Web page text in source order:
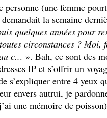
personne (une femme
demandait la semaine
quelques années pour
circonstances ? Moi,
c... ». Bah, ce sont des
IP et s’offrir un
s’expliquer entre 4 yeux
envers autrui, je
une mémoire de